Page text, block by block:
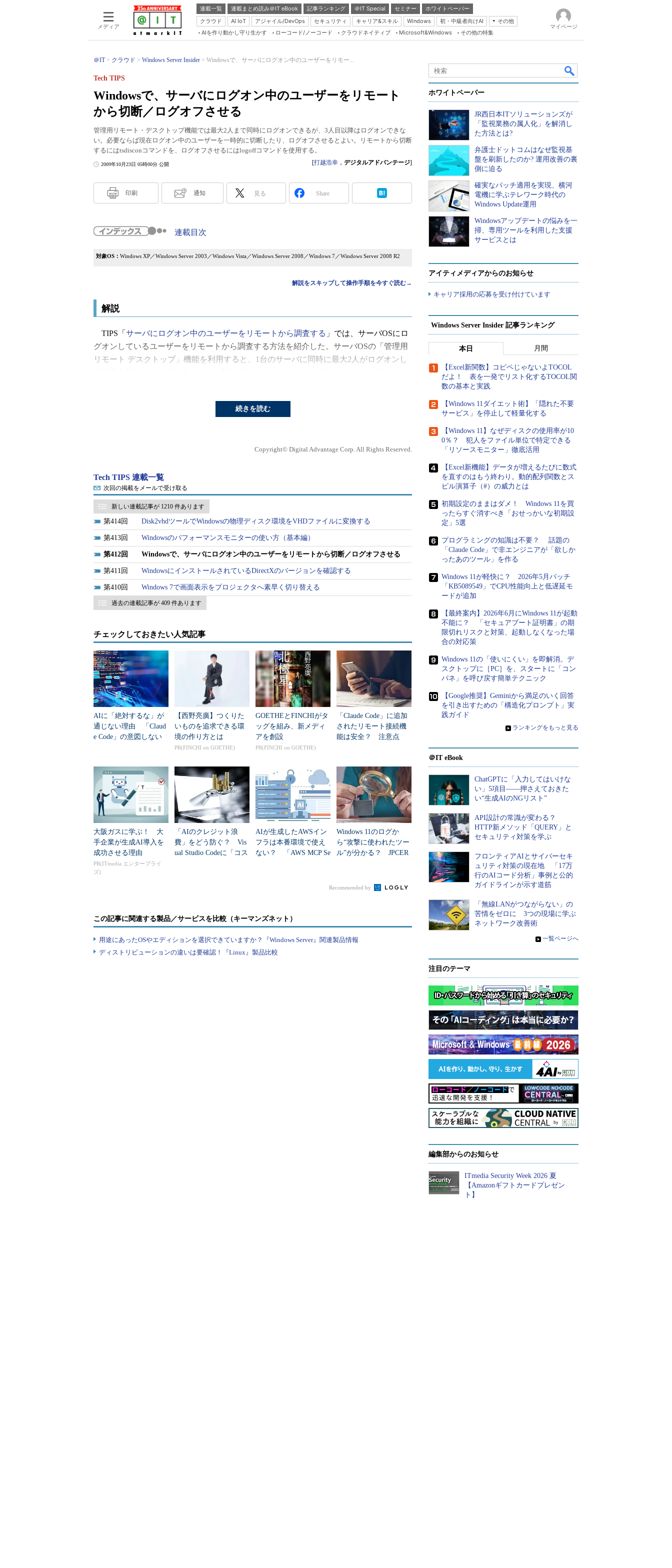
メディア
連載一覧 連載まとめ読み＠IT eBook 記事ランキング ＠IT Special セミナー
ホワイトペーパー
クラウド
AI IoT アジャイル/DevOps セキュリティ キャリア&スキル Windows 初・中級者向けAI
その他
Server & Storage
Java Agile
Database Expert
Linux ＆ OSS
Master of IP Network
Security & Trust
Test & Tools
AIを作り動かし守り生かす ローコード/ノーコード クラウドネイティブ Microsoft&Windows その他の特集
マイページ
＠IT クラウド Windows Server Insider Windowsで、サーバにログオン中のユーザーをリモー...
Windowsで、サーバにログオン中のユーザーをリモート
から切断／ログオフさせる
Tech TIPS
管理用リモート・デスクトップ機能では最大2人まで同時にログオンできるが、3人目以降はログオンできな
い。必要ならば現在ログオン中のユーザーを一時的に切断したり、ログオフさせるとよい。リモートから切断
するにはtsdisconコマンドを、ログオフさせるにはlogoffコマンドを使用する。
2009年10月23日 05時00分 公開 [打越浩幸 ， デジタルアドバンテージ]
印刷 通知 見る Share
連載目次
対象OS： Windows XP／Windows Server 2003／Windows Vista／Windows Server 2008／Windows 7／Windows Server 2008 R2
解説をスキップして操作手順を今すぐ読む→
解説
TIPS「 サーバにログオン中のユーザーをリモートから調査する 」では、サーバOSにロ
グオンしているユーザーをリモートから調査する方法を紹介した。サーバOSの「管理用
リモート デスクトップ」機能を利用すると、1台のサーバに同時に最大2人がログオンし
リモートデスクトップの接続数を超えた場合の表示
サーバOSのリモート管理デスクトップ機能を利用すると、リモートから同時に
2人までログオンできるが、3人目はログオンできない。
（1）
3人目がログオンしようとすると、このようなダイアログが表示され
を調べ、使用中のユーザーを一時的に切断させたり、ログオフさせればよい。本TIPSで
は、サーバにログオンしているユーザーをリモートから切断／ログオフさせる方法につ
いて解説する。
操作方法
●tsdisconコマンドでリモートから切断させる
リモートからユーザーをログオフするには、tsdiscon.exeというコマンドを利用する。コ
マンドの使い方は「tsdiscon /?」で表示される。引数なしでtsdisconコマンドを実行する
と、今ログオンしているセッション（つまり自分自身）がすぐに切断されてしまうので
注意する。
C:\> tsdiscon /? …使い方の表示
ターミナル セッションを切断します。
TSDISCON [セッション ID | セッション名] [/SERVER:サーバー名] [/V]
セッション ID セッションの ID です。
セッション名 セッション名を指定します。
/SERVER:サーバー ターミナル サーバーを指定します (既定値は現在のサーバー)。
tsdisconコマンドで指定するセッション名やセッションIDは、TIPS「サーバにログオン
中のユーザーをリモートから調査する」で紹介した「query user（もしくはquser）」や
「query session（もしくはqwinsta）」で表示されるものと同じである。まずリモート・サ
続きを読む
Copyright© Digital Advantage Corp. All Rights Reserved.
Tech TIPS 連載一覧
次回の掲載をメールで受け取る
新しい連載記事が 1210 件あります
414 Disk2vhdツールでWindowsの物理ディスク環境をVHDファイルに変換する
413 Windowsのパフォーマンスモニターの使い方（基本編）
412 Windowsで、サーバにログオン中のユーザーをリモートから切断／ログオフさせる
411 WindowsにインストールされているDirectXのバージョンを確認する
410 Windows 7で画面表示をプロジェクタへ素早く切り替える
過去の連載記事が 409 件あります
チェックしておきたい人気記事
AIに「絶対するな」が
通じない理由 「Claud
e Code」の意図しない
【西野亮廣】つくりた
いものを追求できる環
境の作り方とは
PR(FINCHI on GOETHE)
GOETHEとFINCHIがタ
ッグを組み、新メディ
アを創設
PR(FINCHI on GOETHE)
「Claude Code」に追加
されたリモート接続機
能は安全？ 注意点
大阪ガスに学ぶ！ 大
手企業が生成AI導入を
成功させる理由
PR(ITmedia エンタープライ
ズ)
「AIのクレジット浪
費」をどう防ぐ？ Vis
ual Studio Codeに「コス
AIが生成したAWSイン
フラは本番環境で使え
ない？ 「AWS MCP Se
Windows 11のログか
ら“攻撃に使われたツー
ル”が分かる？ JPCER
Recommended by
この記事に関連する製品／サービスを比較（キーマンズネット）
用途にあったOSやエディションを選択できていますか？『Windows Server』関連製品情報
ディストリビューションの違いは要確認！『Linux』製品比較
ホワイトペーパー
JR西日本ITソリューションズが
「監視業務の属人化」を解消し
た方法とは?
弁護士ドットコムはなぜ監視基
盤を刷新したのか? 運用改善の裏
側に迫る
確実なパッチ適用を実現、横河
電機に学ぶテレワーク時代の
Windows Update運用
Windowsアップデートの悩みを一
掃、専用ツールを利用した支援
サービスとは
アイティメディアからのお知らせ
キャリア採用の応募を受け付けています
Windows Server Insider 記事ランキング
本日 月間
【Excel新関数】コピペじゃないよTOCOL
だよ！ 表を一発でリスト化するTOCOL関
数の基本と実践
【Windows 11ダイエット術】「隠れた不要
サービス」を停止して軽量化する
【Windows 11】なぜディスクの使用率が10
0％？ 犯人をファイル単位で特定できる
「リソースモニター」徹底活用
【Excel新機能】データが増えるたびに数式
を直すのはもう終わり。動的配列関数とス
ピル演算子（#）の威力とは
初期設定のままはダメ！ Windows 11を買
ったらすぐ消すべき「おせっかいな初期設
定」5選
プログラミングの知識は不要？ 話題の
「Claude Code」で非エンジニアが「欲しか
ったあのツール」を作る
Windows 11が軽快に？ 2026年5月パッチ
「KB5089549」でCPU性能向上と低遅延モ
ードが追加
【最終案内】2026年6月にWindows 11が起動
不能に？ 「セキュアブート証明書」の期
限切れリスクと対策、起動しなくなった場
合の対応策
Windows 11の「使いにくい」を即解消。デ
スクトップに［PC］を、スタートに「コン
パネ」を呼び戻す簡単テクニック
【Google推奨】Geminiから満足のいく回答
を引き出すための「構造化プロンプト」実
践ガイド
» ランキングをもっと見る
＠IT eBook
ChatGPTに「入力してはいけな
い」5項目――押さえておきた
い“生成AIのNGリスト”
API設計の常識が変わる？
HTTP新メソッド「QUERY」と
セキュリティ対策を学ぶ
フロンティアAIとサイバーセキ
ュリティ対策の現在地 「17万
行のAIコード分析」事例と公的
ガイドラインが示す道筋
「無線LANがつながらない」の
苦情をゼロに 3つの現場に学ぶ
ネットワーク改善術
» 一覧ページへ
注目のテーマ
編集部からのお知らせ
ITmedia Security Week 2026 夏
【Amazonギフトカードプレゼン
ト】